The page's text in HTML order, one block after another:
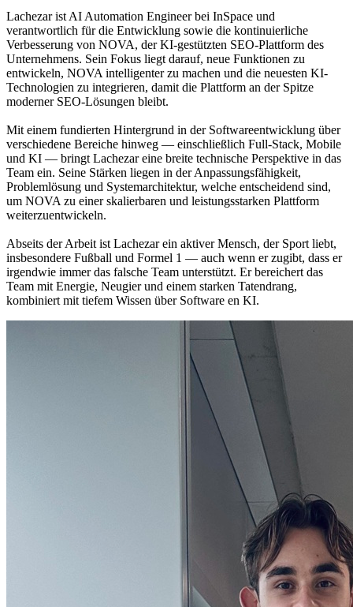
Lachezar ist AI Automation Engineer bei InSpace und
verantwortlich für die Entwicklung sowie die kontinuierliche
Verbesserung von NOVA, der KI-gestützten SEO-Plattform des
Unternehmens. Sein Fokus liegt darauf, neue Funktionen zu
entwickeln, NOVA intelligenter zu machen und die neuesten KI-
Technologien zu integrieren, damit die Plattform an der Spitze
moderner SEO-Lösungen bleibt.
Mit einem fundierten Hintergrund in der Softwareentwicklung über
verschiedene Bereiche hinweg — einschließlich Full-Stack, Mobile
und KI — bringt Lachezar eine breite technische Perspektive in das
Team ein. Seine Stärken liegen in der Anpassungsfähigkeit,
Problemlösung und Systemarchitektur, welche entscheidend sind,
um NOVA zu einer skalierbaren und leistungsstarken Plattform
weiterzuentwickeln.
Abseits der Arbeit ist Lachezar ein aktiver Mensch, der Sport liebt,
insbesondere Fußball und Formel 1 — auch wenn er zugibt, dass er
irgendwie immer das falsche Team unterstützt. Er bereichert das
Team mit Energie, Neugier und einem starken Tatendrang,
kombiniert mit tiefem Wissen über Software en KI.